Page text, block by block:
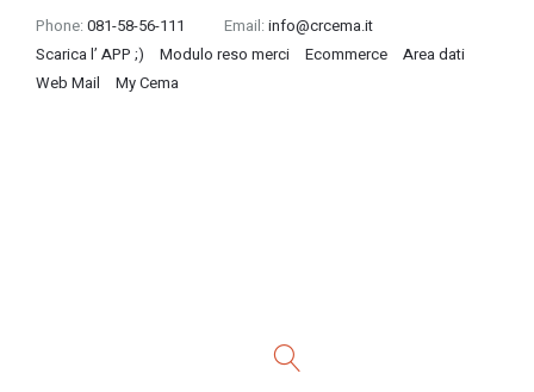
Phone: 081-58-56-111 Email: info@crcema.it
Scarica l’ APP ;)
Modulo reso merci Ecommerce
Area dati
Web Mail
My Cema